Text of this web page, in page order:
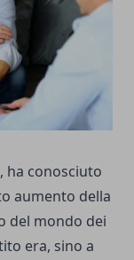
ha conosciuto
aumento della
del mondo dei
era, sino a